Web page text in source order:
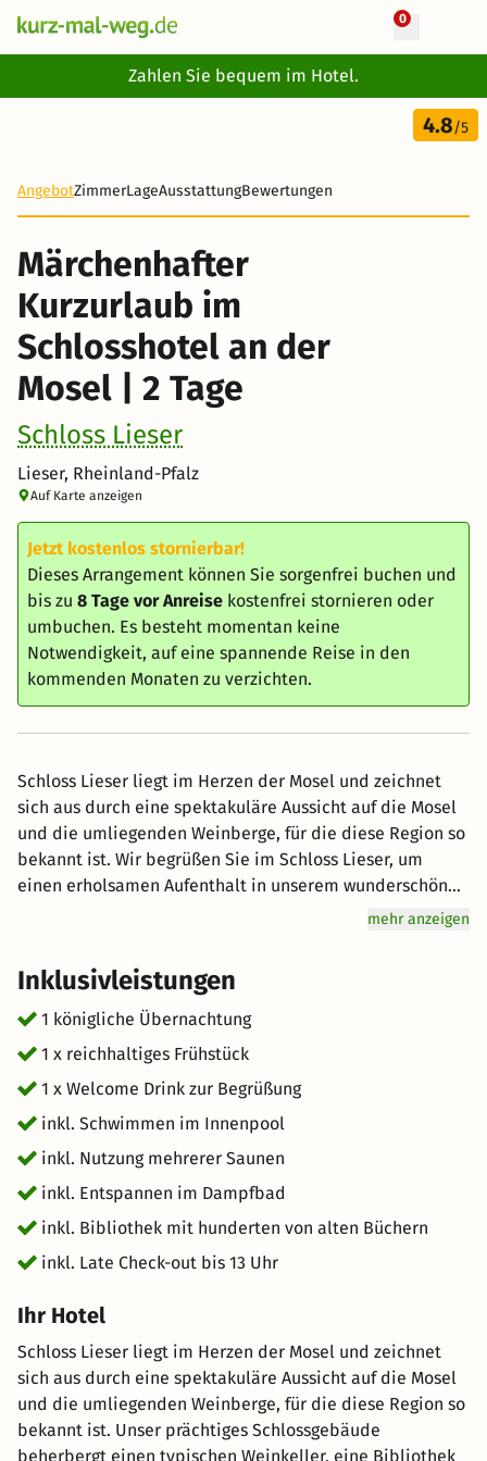
0
Zahlen Sie bequem im Hotel.
2 Tage
142 €
4.8/5
AngebotZimmerLageAusstattungBewertungen
Märchenhafter
Kurzurlaub im
Schlosshotel an der
Mosel | 2 Tage
Schloss Lieser
Lieser, Rheinland-Pfalz
Auf Karte anzeigen
Jetzt kostenlos stornierbar!
Dieses Arrangement können Sie sorgenfrei buchen und
bis zu 8 Tage vor Anreise kostenfrei stornieren oder
umbuchen. Es besteht momentan keine
Notwendigkeit, auf eine spannende Reise in den
kommenden Monaten zu verzichten.
Schloss Lieser liegt im Herzen der Mosel und zeichnet
sich aus durch eine spektakuläre Aussicht auf die Mosel
und die umliegenden Weinberge, für die diese Region so
bekannt ist. Wir begrüßen Sie im Schloss Lieser, um
einen erholsamen Aufenthalt in unserem wunderschön
restaurierten Schloss zu erleben. Zusätzlich bieten Ihnen
gastronomisches Erlebnis. Unser prächtiges
Schlossgebäude beherbergt einen typischen Weinkeller,
eine Bibliothek und eine Kapelle. Der Spa & Wellness-
Bereich umfasst einen Fitnessraum, Innenpool, Saunen
und Massageräume. Bei uns dreht sich alles um die Kunst
des Lebens: Dem Alltag entfliehen und das Leben wieder
in vollen Zügen erleben.
mehr anzeigen
Inklusivleistungen
1 königliche Übernachtung
1 x reichhaltiges Frühstück
1 x Welcome Drink zur Begrüßung
inkl. Schwimmen im Innenpool
inkl. Nutzung mehrerer Saunen
inkl. Entspannen im Dampfbad
inkl. Bibliothek mit hunderten von alten Büchern
inkl. Late Check-out bis 13 Uhr
Ihr Hotel
Schloss Lieser liegt im Herzen der Mosel und zeichnet
sich aus durch eine spektakuläre Aussicht auf die Mosel
und die umliegenden Weinberge, für die diese Region so
bekannt ist. Unser prächtiges Schlossgebäude
beherbergt einen typischen Weinkeller, eine Bibliothek